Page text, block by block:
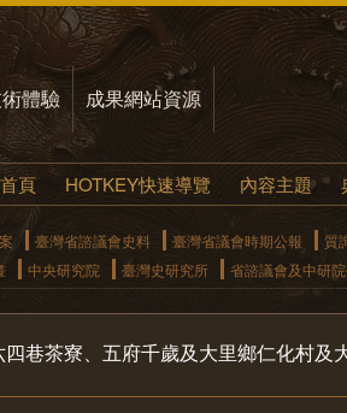
體驗 成果網站資源
頁 HOTKEY快速導覽 內容主題
臺灣省諮議會史料 臺灣省議會時期公報 質
中央研究院 臺灣史研究所 省諮議會及中研
巷茶寮、五府千歲及大里鄉仁化村